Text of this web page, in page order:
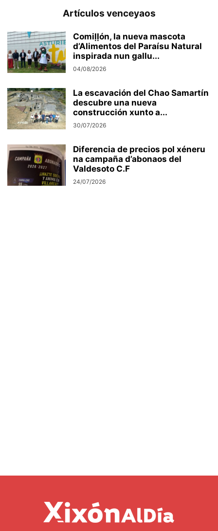
Artículos venceyaos
Comiḷḷón, la nueva mascota
d’Alimentos del Paraísu Natural
inspirada nun gallu...
04/08/2026
La escavación del Chao Samartín
descubre una nueva
construcción xunto a...
30/07/2026
Diferencia de precios pol xéneru
na campaña d’abonaos del
Valdesoto C.F
24/07/2026